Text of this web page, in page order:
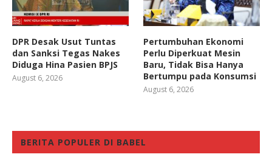
DPR Desak Usut Tuntas
dan Sanksi Tegas Nakes
Diduga Hina Pasien BPJS
August 6, 2026
Pertumbuhan Ekonomi
Perlu Diperkuat Mesin
Baru, Tidak Bisa Hanya
Bertumpu pada Konsumsi
August 6, 2026
BERITA POPULER DI BABEL